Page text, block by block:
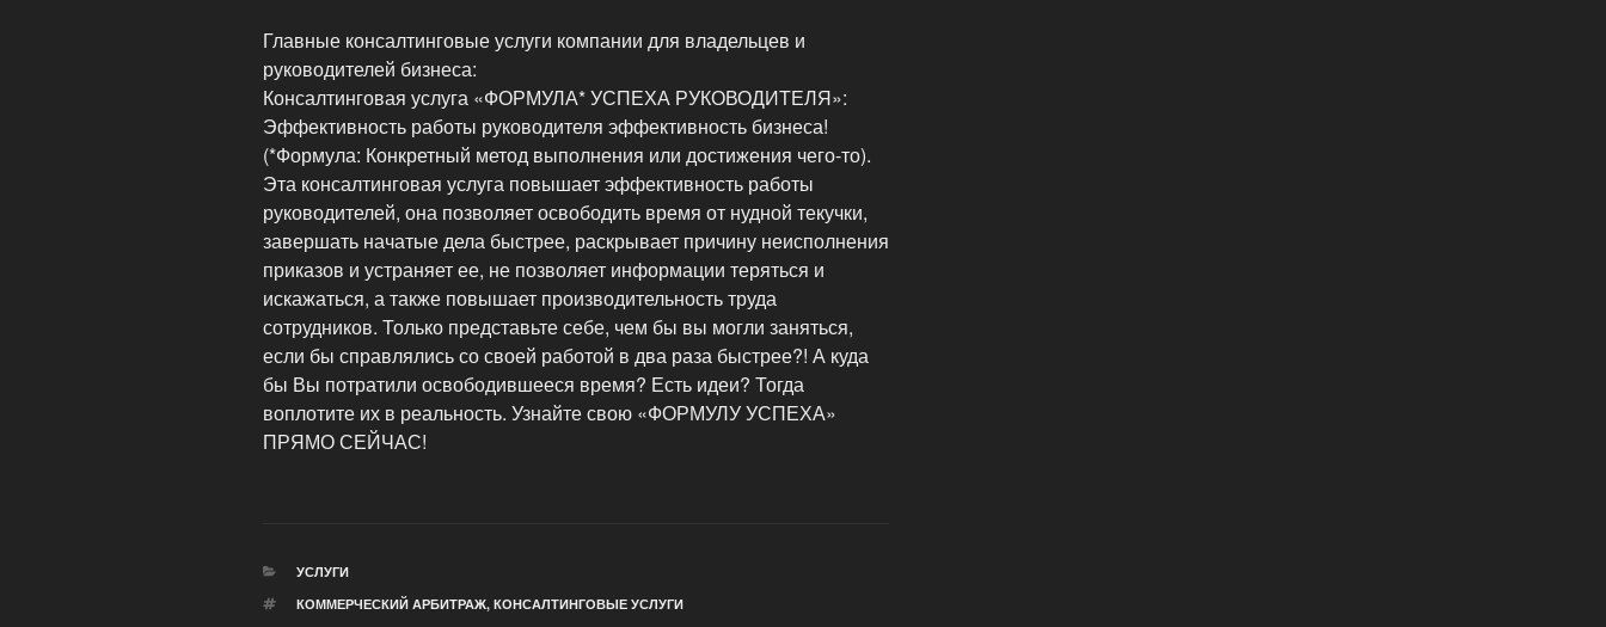
Главные консалтинговые услуги компании для владельцев и
руководителей бизнеса:
Консалтинговая услуга «ФОРМУЛА* УСПЕХА РУКОВОДИТЕЛЯ»:
Эффективность работы руководителя эффективность бизнеса!
(*Формула: Конкретный метод выполнения или достижения чего-то).
Эта консалтинговая услуга повышает эффективность работы
руководителей, она позволяет освободить время от нудной текучки,
завершать начатые дела быстрее, раскрывает причину неисполнения
приказов и устраняет ее, не позволяет информации теряться и
искажаться, а также повышает производительность труда
сотрудников. Только представьте себе, чем бы вы могли заняться,
если бы справлялись со своей работой в два раза быстрее?! А куда
бы Вы потратили освободившееся время? Есть идеи? Тогда
воплотите их в реальность. Узнайте свою «ФОРМУЛУ УСПЕХА»
ПРЯМО СЕЙЧАС!
РУБРИКИ
УСЛУГИ
МЕТКИ
КОММЕРЧЕСКИЙ АРБИТРАЖ, КОНСАЛТИНГОВЫЕ УСЛУГИ